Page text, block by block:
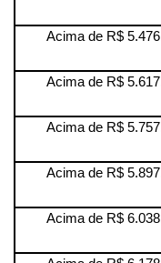
Acima de R$
Acima de R$
Acima de R$
Acima de R$
Acima de R$